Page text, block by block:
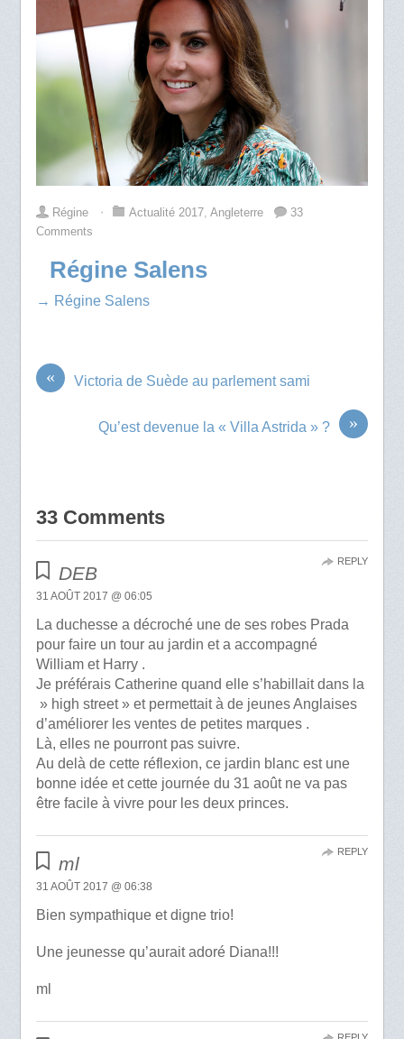
Régine ⋅ Actualité 2017, Angleterre
33
Comments
Régine Salens
→ Régine Salens
« Victoria de Suède au parlement sami
»
Qu’est devenue la « Villa Astrida » ?
33 Comments
DEB
31 AOÛT 2017 @ 06:05
La duchesse a décroché une de ses robes Prada
pour faire un tour au jardin et a accompagné
William et Harry .
Je préférais Catherine quand elle s’habillait dans la
» high street » et permettait à de jeunes Anglaises
d’améliorer les ventes de petites marques .
Là, elles ne pourront pas suivre.
Au delà de cette réflexion, ce jardin blanc est une
bonne idée et cette journée du 31 août ne va pas
être facile à vivre pour les deux princes.
REPLY
ml
31 AOÛT 2017 @ 06:38
Bien sympathique et digne trio!
Une jeunesse qu’aurait adoré Diana!!!
ml
REPLY